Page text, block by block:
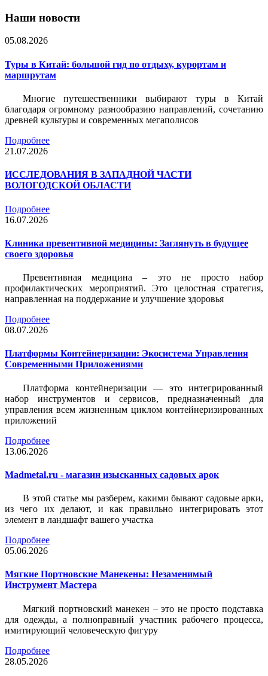
Наши новости
05.08.2026
Туры в Китай: большой гид по отдыху, курортам и
маршрутам
Многие путешественники выбирают туры в Китай
благодаря огромному разнообразию направлений, сочетанию
древней культуры и современных мегаполисов
Подробнее
21.07.2026
ИССЛЕДОВАНИЯ В ЗАПАДНОЙ ЧАСТИ
ВОЛОГОДСКОЙ ОБЛАСТИ
Подробнее
16.07.2026
Клиника превентивной медицины: Заглянуть в будущее
своего здоровья
Превентивная медицина – это не просто набор
профилактических мероприятий. Это целостная стратегия,
направленная на поддержание и улучшение здоровья
Подробнее
08.07.2026
Платформы Контейнеризации: Экосистема Управления
Современными Приложениями
Платформа контейнеризации — это интегрированный
набор инструментов и сервисов, предназначенный для
управления всем жизненным циклом контейнеризированных
приложений
Подробнее
13.06.2026
Madmetal.ru - магазин изысканных садовых арок
В этой статье мы разберем, какими бывают садовые арки,
из чего их делают, и как правильно интегрировать этот
элемент в ландшафт вашего участка
Подробнее
05.06.2026
Мягкие Портновские Манекены: Незаменимый
Инструмент Мастера
Мягкий портновский манекен – это не просто подставка
для одежды, а полноправный участник рабочего процесса,
имитирующий человеческую фигуру
Подробнее
28.05.2026